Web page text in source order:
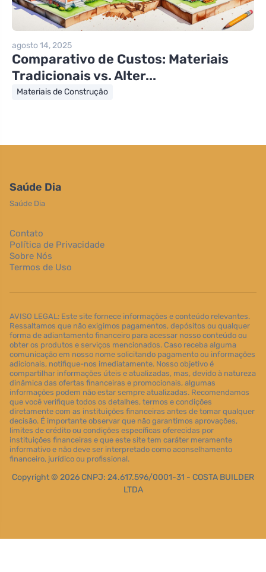
agosto 14, 2025
Comparativo de Custos: Materiais
Tradicionais vs. Alter...
Materiais de Construção
Saúde Dia
Saúde Dia
Contato
Política de Privacidade
Sobre Nós
Termos de Uso
AVISO LEGAL: Este site fornece informações e conteúdo relevantes.
Ressaltamos que não exigimos pagamentos, depósitos ou qualquer
forma de adiantamento financeiro para acessar nosso conteúdo ou
obter os produtos e serviços mencionados. Caso receba alguma
comunicação em nosso nome solicitando pagamento ou informações
adicionais, notifique-nos imediatamente. Nosso objetivo é
compartilhar informações úteis e atualizadas, mas, devido à natureza
dinâmica das ofertas financeiras e promocionais, algumas
informações podem não estar sempre atualizadas. Recomendamos
que você verifique todos os detalhes, termos e condições
diretamente com as instituições financeiras antes de tomar qualquer
decisão. É importante observar que não garantimos aprovações,
limites de crédito ou condições específicas oferecidas por
instituições financeiras e que este site tem caráter meramente
informativo e não deve ser interpretado como aconselhamento
financeiro, jurídico ou profissional.
Copyright © 2026 CNPJ: 24.617.596/0001-31 - COSTA BUILDER
LTDA